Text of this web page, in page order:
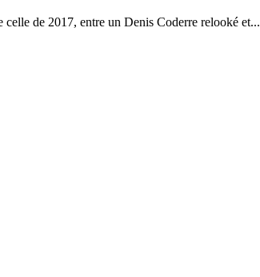
de 2017, entre un Denis Coderre relooké et...